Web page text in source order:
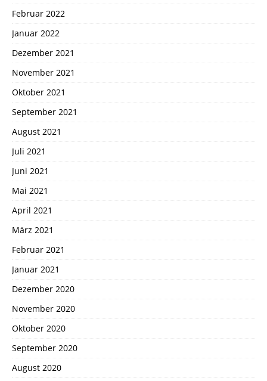
Februar 2022
Januar 2022
Dezember 2021
November 2021
Oktober 2021
September 2021
August 2021
Juli 2021
Juni 2021
Mai 2021
April 2021
März 2021
Februar 2021
Januar 2021
Dezember 2020
November 2020
Oktober 2020
September 2020
August 2020